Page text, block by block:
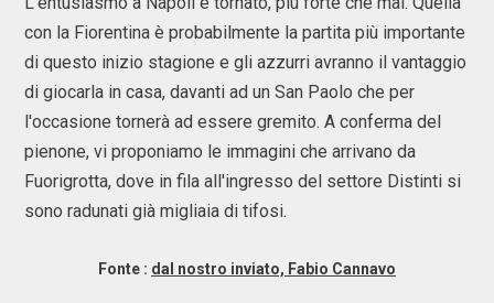
con la Fiorentina è probabilmente la partita più importante
di questo inizio stagione e gli azzurri avranno il vantaggio
di giocarla in casa, davanti ad un San Paolo che per
l'occasione tornerà ad essere gremito. A conferma del
pienone, vi proponiamo le immagini che arrivano da
Fuorigrotta, dove in fila all'ingresso del settore Distinti si
sono radunati già migliaia di tifosi.
Fonte : dal nostro inviato, Fabio Cannavo